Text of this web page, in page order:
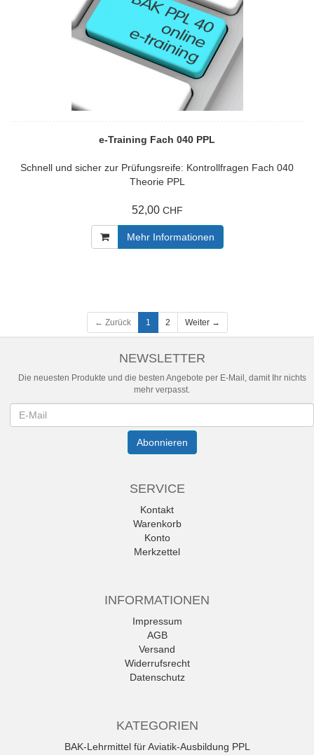
e-Training Fach 040 PPL
Schnell und sicher zur Prüfungsreife: Kontrollfragen Fach 040
Theorie PPL
52,00 CHF
Mehr Informationen
← Zurück 1 2 Weiter →
NEWSLETTER
Die neuesten Produkte und die besten Angebote per E-Mail, damit Ihr nichts
mehr verpasst.
Abonnieren
SERVICE
Kontakt
Warenkorb
Konto
Merkzettel
INFORMATIONEN
Impressum
AGB
Versand
Widerrufsrecht
Datenschutz
KATEGORIEN
BAK-Lehrmittel für Aviatik-Ausbildung PPL